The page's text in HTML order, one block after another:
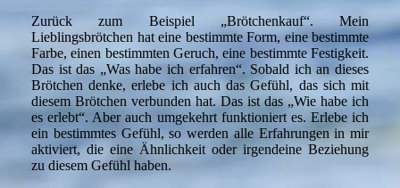
Zurück zum Beispiel „Brötchenkauf“. Mein
Lieblingsbrötchen hat eine bestimmte Form, eine bestimmte
Farbe, einen bestimmten Geruch, eine bestimmte Festigkeit.
Das ist das „Was habe ich erfahren“. Sobald ich an dieses
Brötchen denke, erlebe ich auch das Gefühl, das sich mit
diesem Brötchen verbunden hat. Das ist das „Wie habe ich
es erlebt“. Aber auch umgekehrt funktioniert es. Erlebe ich
ein bestimmtes Gefühl, so werden alle Erfahrungen in mir
aktiviert, die eine Ähnlichkeit oder irgendeine Beziehung
zu diesem Gefühl haben.